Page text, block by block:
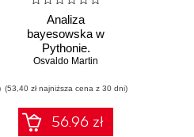
Analiza
bayesowska w
Pythonie.
Praktyczny
modelowaniu
probabilistycznym.
Wydanie III
Osvaldo Martin
(53,40 zł najniższa cena z 30 dni)
56.96 zł